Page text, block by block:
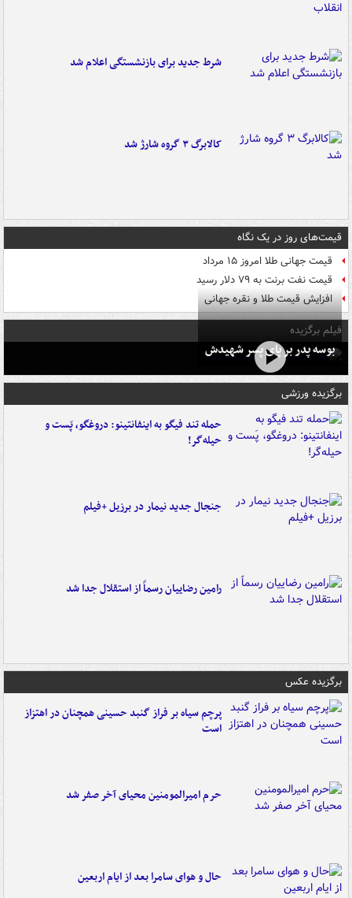
شرط جدید برای بازنشستگی اعلام شد
کالابرگ ۳ گروه شارژ شد
قیمت‌های روز در یک نگاه
قیمت جهانی طلا امروز ۱۵ مرداد
قیمت نفت برنت به ۷۹ دلار رسید
افزایش قیمت طلا و نقره جهانی
فیلم برگزیده
بوسه‌ پدر بر پای پسر شهیدش
برگزیده ورزشی
حمله تند فیگو به اینفانتینو: دروغگو، پَست‌ و
حیله‌گر!
جنجال جدید نیمار در برزیل +فیلم
رامین رضاییان رسماً از استقلال جدا شد
برگزیده عکس
پرچم سیاه بر فراز گنبد حسینی همچنان در اهتزاز
است
حرم امیرالمومنین محیای آخر صفر شد
حال و هوای سامرا بعد از ایام اربعین